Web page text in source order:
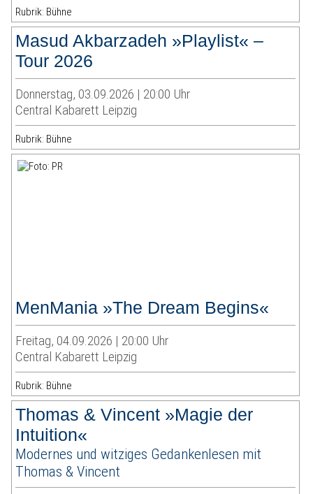
Rubrik: Bühne
Masud Akbarzadeh »Playlist« –
Tour 2026
Donnerstag, 03.09.2026 | 20:00 Uhr
Central Kabarett Leipzig
Rubrik: Bühne
MenMania »The Dream Begins«
Freitag, 04.09.2026 | 20:00 Uhr
Central Kabarett Leipzig
Rubrik: Bühne
Thomas & Vincent »Magie der
Intuition«
Modernes und witziges Gedankenlesen mit
Thomas & Vincent